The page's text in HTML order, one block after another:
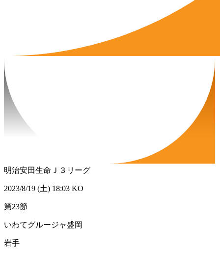
明治安田生命Ｊ３リーグ
2023/8/19 (土) 18:03 KO
第23節
いわてグルージャ盛岡
岩手